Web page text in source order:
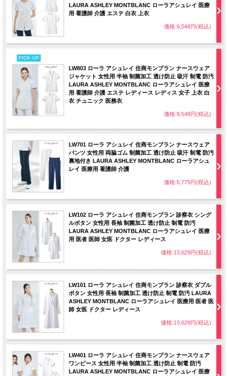
LAURA ASHLEY MONTBLANC ローラアシュレイ 医療
用 看護師 介護 エステ 白衣 上衣
価格:9,548円(税込)
PICK UP
LW803 ローラ アシュレイ 住商モンブラン ナースウェア
ジャケット 女性用 半袖 制菌加工 透け防止 吸汗 制電 防汚
LAURA ASHLEY MONTBLANC ローラアシュレイ 医療
用 看護師 介護 エステ レディース レディス 女子 上衣 白
衣 チュニック 医務衣
価格:9,548円(税込)
LW701 ローラ アシュレイ 住商モンブラン ナースウェア
パンツ 女性用 両脇ゴム 制菌加工 透け防止 吸汗 制電 防汚
裏地付き LAURA ASHLEY MONTBLANC ローラアシュ
レイ 医療用 看護師 介護
価格:5,775円(税込)
LW102 ローラ アシュレイ 住商モンブラン 診察衣 シング
ルボタン 女性用 長袖 制菌加工 透け防止 制電 防汚
LAURA ASHLEY MONTBLANC ローラアシュレイ 医療
用 医者 医師 女医 ドクター レディース
価格:13,629円(税込)
LW101 ローラ アシュレイ 住商モンブラン 診察衣 ダブル
ボタン 女性用 長袖 制菌加工 透け防止 制電 防汚 LAURA
ASHLEY MONTBLANC ローラアシュレイ 医療用 医者 医
師 女医 ドクター レディース
価格:13,629円(税込)
LW401 ローラ アシュレイ 住商モンブラン ナースウェア
ワンピース 女性用 半袖 制菌加工 透け防止 制電 防汚
LAURA ASHLEY MONTBLANC ローラアシュレイ 医療